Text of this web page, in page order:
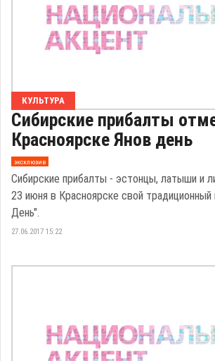
КУЛЬТУРА
Сибирские прибалты
Красноярске Янов день
эксклюзив
Сибирские прибалты - эстонцы, латыши и
23 июня в Красноярске свой традиционный
День".
27.06.2017 15:22